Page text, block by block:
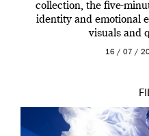
collection, the five-
identity and emotional
visuals and
16 / 07 /